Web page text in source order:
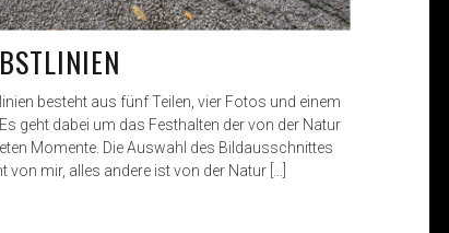
besteht aus fünf Teilen, vier Fotos und einem
geht dabei um das Festhalten der von der Natur
Momente. Die Auswahl des Bildausschnittes
von mir, alles andere ist von der Natur […]